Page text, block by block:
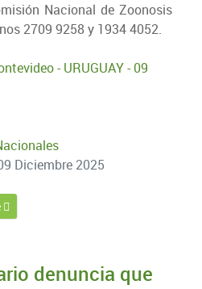
Nacional de Zoonosis
2709 9258 y 1934 4052.
- URUGUAY - 09
Diciembre 2025
francesa analiza instalar planta
INIA presentará el Plan
denuncia que